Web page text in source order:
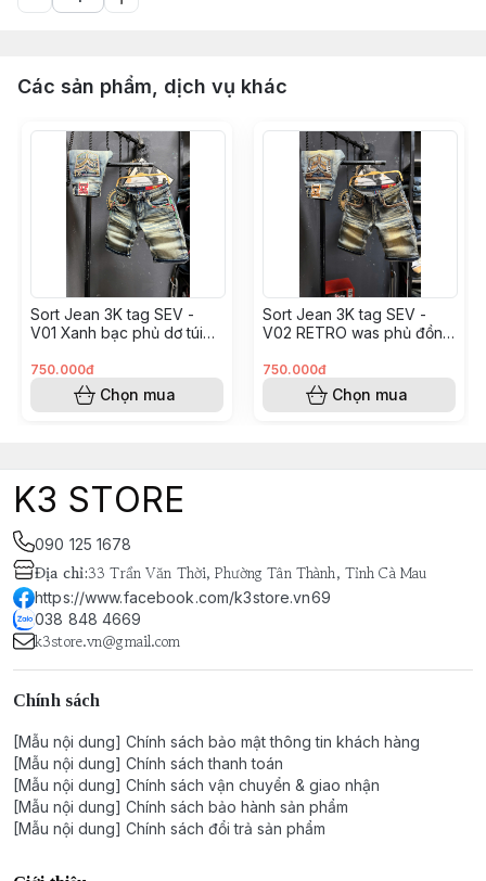
Các sản phẩm, dịch vụ khác
Sort Jean 3K tag SEV -
V01 Xanh bạc phủ dơ túi
750.000đ
Chọn mua
Sort Jean 3K tag SEV -
V02 RETRO was phủ đồng
750.000đ
Chọn mua
K3 STORE
090 125 1678
Địa chỉ:33 Trần Văn Thời, Phường Tân Thành, Tỉnh Cà Mau
https://www.facebook.com/k3store.vn69
038 848 4669
k3store.vn@gmail.com
Chính sách
[Mẫu nội dung] Chính sách bảo mật thông tin khách hàng
[Mẫu nội dung] Chính sách thanh toán
[Mẫu nội dung] Chính sách vận chuyển & giao nhận
[Mẫu nội dung] Chính sách bảo hành sản phẩm
[Mẫu nội dung] Chính sách đổi trả sản phẩm